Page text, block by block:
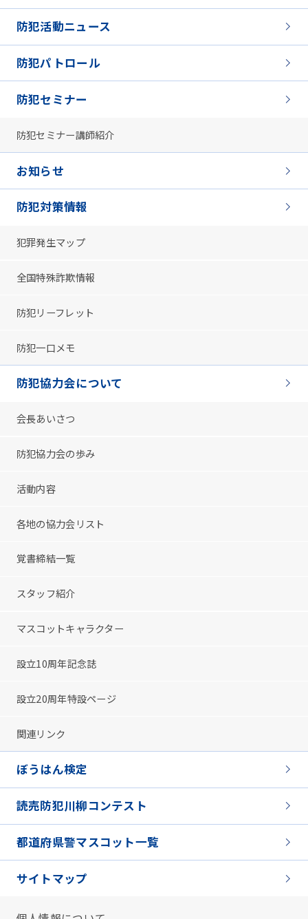
防犯活動ニュース
防犯パトロール
防犯セミナー
防犯セミナー講師紹介
お知らせ
防犯対策情報
犯罪発生マップ
全国特殊詐欺情報
防犯リーフレット
防犯一口メモ
防犯協力会について
会長あいさつ
防犯協力会の歩み
活動内容
各地の協力会リスト
覚書締結一覧
スタッフ紹介
マスコットキャラクター
設立10周年記念誌
設立20周年特設ページ
関連リンク
ぼうはん検定
読売防犯川柳コンテスト
都道府県警マスコット一覧
サイトマップ